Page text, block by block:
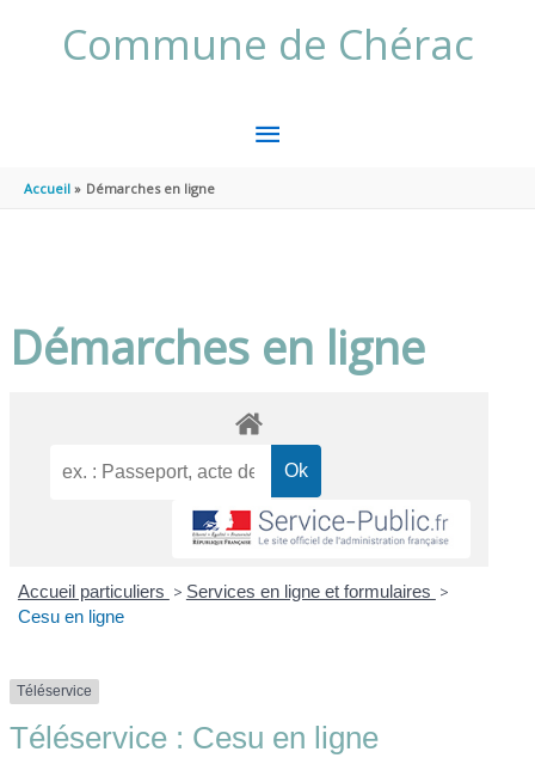
Commune de Chérac
MENU
Accueil Démarches en ligne
Démarches en ligne
Accueil particuliers > Services en ligne et formulaires >
Cesu en ligne
Téléservice
Téléservice : Cesu en ligne